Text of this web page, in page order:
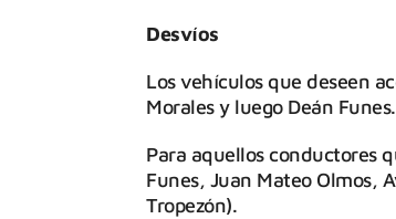
Desvíos
Los vehículos que deseen
Morales y luego Deán Funes.
Para aquellos conductores
Funes, Juan Mateo Olmos,
Tropezón).